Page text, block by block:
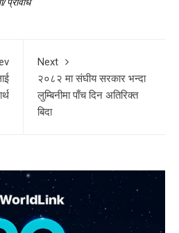
Next
२०८२ मा संघीय सरकार भन्दा
लुम्बिनीमा पाँच दिन अतिरिक्त
बिदा